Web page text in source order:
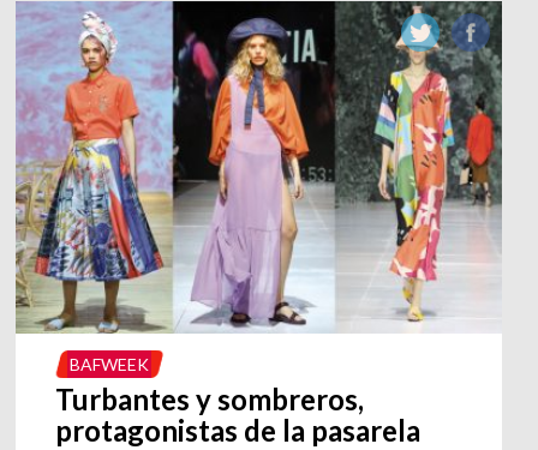
BAFWEEK
Turbantes y sombreros,
protagonistas de la pasarela